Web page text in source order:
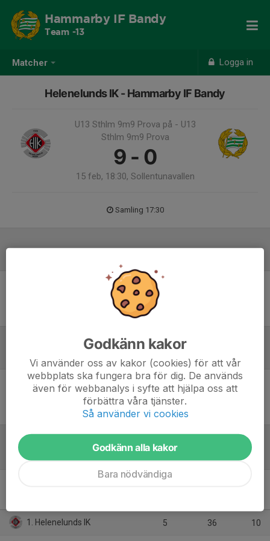
Matcher Logga in
Hammarby IF Bandy
Team -13
Helenelunds IK - Hammarby IF Bandy
U13 Sthlm 9m9 Prova på - U13
Sthlm 9m9 Prova
9 - 0
15 feb, 18:30, Sollentunavallen
Samling 17:30
Ingen uppställning ifylld
Referat
Inget referat skrivet
Tabell
1. Helenelunds IK 5 36 10
Godkänn kakor
Vi använder oss av kakor (cookies) för att vår
webbplats ska fungera bra för dig. De används
även för webbanalys i syfte att hjälpa oss att
förbättra våra tjänster.
Så använder vi cookies
Godkänn alla kakor
Bara nödvändiga